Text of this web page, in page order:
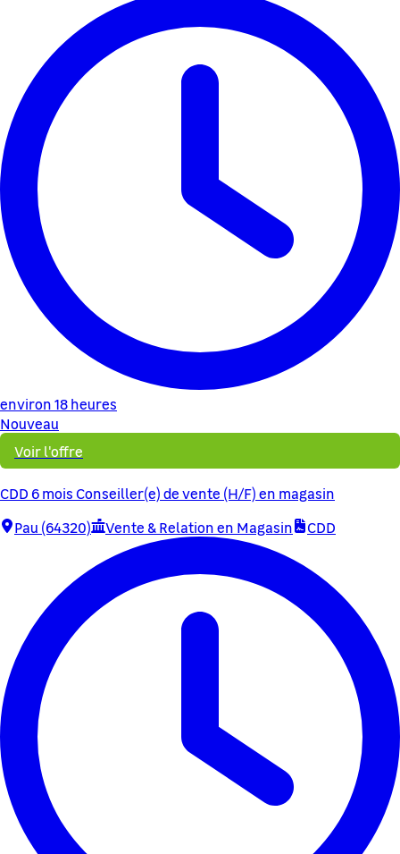
environ 18 heures
Nouveau
Voir l'offre
CDD 6 mois Conseiller(e) de vente (H/F) en magasin
Pau (64320)
Vente & Relation en Magasin CDD